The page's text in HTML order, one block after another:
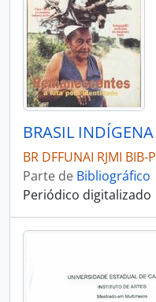
BR DFFUNAI RJMI BIB-
Parte de Bibliográfico
Periódico digitalizado